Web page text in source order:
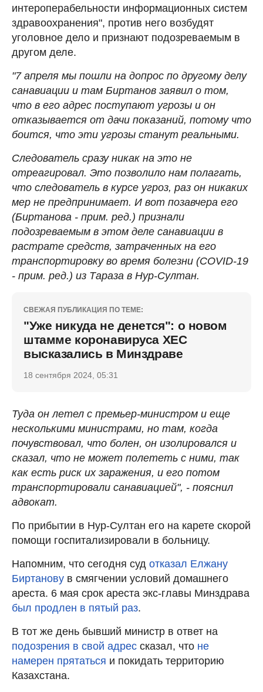
интероперабельности информационных систем
здравоохранения", против него возбудят
уголовное дело и признают подозреваемым в
другом деле.
"7 апреля мы пошли на допрос по другому делу
санавиации и там Биртанов заявил о том,
что в его адрес поступают угрозы и он
отказывается от дачи показаний, потому что
боится, что эти угрозы станут реальными.
Следователь сразу никак на это не
отреагировал. Это позволило нам полагать,
что следователь в курсе угроз, раз он никаких
мер не предпринимает. И вот позавчера его
(Биртанова - прим. ред.) признали
подозреваемым в этом деле санавиации в
растрате средств, затраченных на его
транспортировку во время болезни (COVID-19
- прим. ред.) из Тараза в Нур-Султан.
СВЕЖАЯ ПУБЛИКАЦИЯ ПО ТЕМЕ:
"Уже никуда не денется": о новом
штамме коронавируса ХЕС
высказались в Минздраве
18 сентября 2024, 05:31
Туда он летел с премьер-министром и еще
несколькими министрами, но там, когда
почувствовал, что болен, он изолировался и
сказал, что не может полететь с ними, так
как есть риск их заражения, и его потом
транспортировали санавиацией", - пояснил
адвокат.
По прибытии в Нур-Султан его на карете скорой
помощи госпитализировали в больницу.
Напомним, что сегодня суд отказал Елжану
Биртанову в смягчении условий домашнего
ареста. 6 мая срок ареста экс-главы Минздрава
был продлен в пятый раз.
В тот же день бывший министр в ответ на
подозрения в свой адрес сказал, что не
намерен прятаться и покидать территорию
Казахстана.